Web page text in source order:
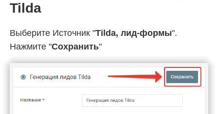
Tilda
Выберите Источник "Tilda, лид-формы".
Нажмите "Сохранить"